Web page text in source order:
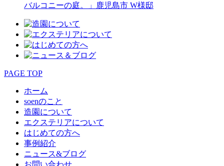
バルコニーの庭。」鹿児島市 W様邸
PAGE TOP
ホーム
soenのこと
造園について
エクステリアについて
はじめての方へ
事例紹介
ニュース&ブログ
お問い合わせ